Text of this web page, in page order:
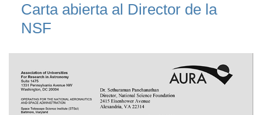
Carta abierta al Director de la
NSF